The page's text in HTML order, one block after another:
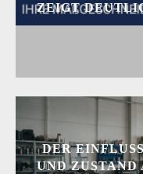
ZEIGT
DER
UND ZUSTAND